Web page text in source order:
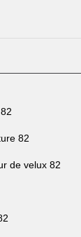
82
de velux 82